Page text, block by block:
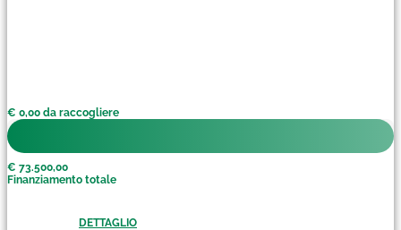
€ 0,00 da raccogliere
€ 73.500,00
Finanziamento totale
DETTAGLIO